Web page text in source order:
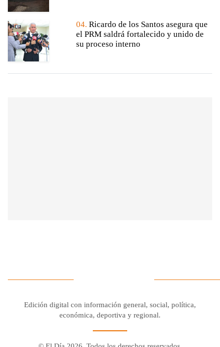
04. Ricardo de los Santos asegura que
el PRM saldrá fortalecido y unido de
su proceso interno
Edición digital con información general, social, política,
económica, deportiva y regional.